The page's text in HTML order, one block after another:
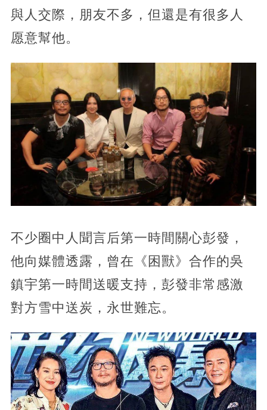
與人交際，朋友不多，但還是有很多人
愿意幫他。
不少圈中人聞言后第一時間關心彭發，
他向媒體透露，曾在《困獸》合作的吳
鎮宇第一時間送暖支持，彭發非常感激
對方雪中送炭，永世難忘。